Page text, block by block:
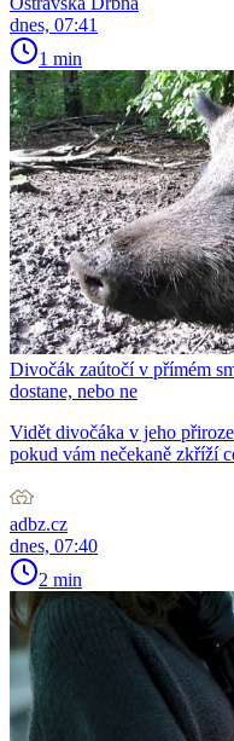
dnes, 07:41
1 min
Divočák zaútočí v přímém
dostane, nebo ne
Vidět divočáka v jeho
pokud vám nečekaně zkříží
adbz.cz
dnes, 07:40
2 min